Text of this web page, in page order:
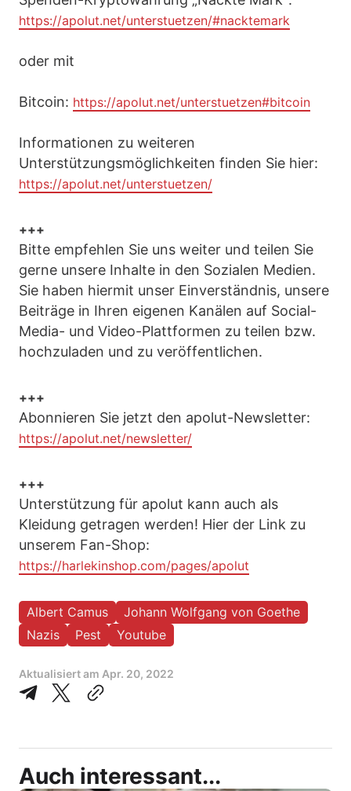
https://apolut.net/unterstuetzen/#nacktemark
oder mit
Bitcoin: https://apolut.net/unterstuetzen#bitcoin
Informationen zu weiteren
Unterstützungsmöglichkeiten finden Sie hier:
https://apolut.net/unterstuetzen/
+++
Bitte empfehlen Sie uns weiter und teilen Sie
gerne unsere Inhalte in den Sozialen Medien.
Sie haben hiermit unser Einverständnis, unsere
Beiträge in Ihren eigenen Kanälen auf Social-
Media- und Video-Plattformen zu teilen bzw.
hochzuladen und zu veröffentlichen.
+++
Abonnieren Sie jetzt den apolut-Newsletter:
https://apolut.net/newsletter/
+++
Unterstützung für apolut kann auch als
Kleidung getragen werden! Hier der Link zu
unserem Fan-Shop:
https://harlekinshop.com/pages/apolut
Albert Camus
Johann Wolfgang von Goethe
Nazis
Pest Youtube
Aktualisiert am Apr. 20, 2022
Auch interessant...